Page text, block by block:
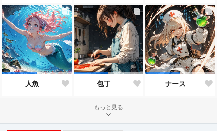
人魚 包丁 ナース
もっと見る